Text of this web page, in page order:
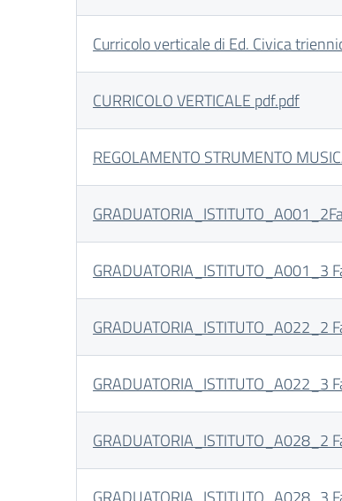
Curricolo verticale di Ed. Civica
CURRICOLO VERTICALE pdf.pdf
REGOLAMENTO STRUMENTO
GRADUATORIA_ISTITUTO_A001_3
GRADUATORIA_ISTITUTO_A022_2
GRADUATORIA_ISTITUTO_A022_3
GRADUATORIA_ISTITUTO_A028_2